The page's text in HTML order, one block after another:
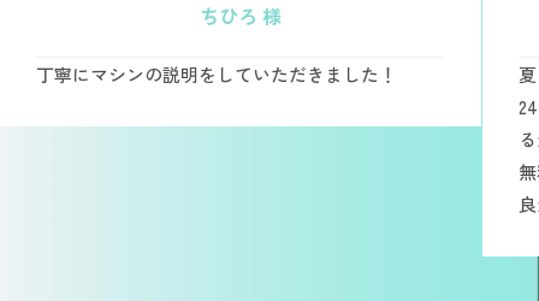
ちひろ 様
丁寧にマシンの説明をしていただきました！